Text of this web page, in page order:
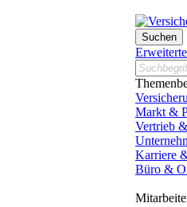
Markt &
Vertrieb
Karriere
Büro &